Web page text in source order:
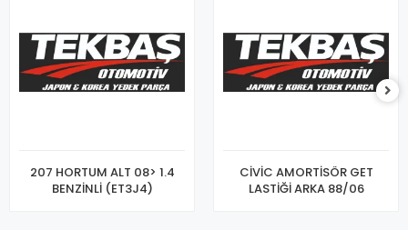
207 HORTUM ALT 08> 1.4
BENZİNLİ (ET3J4)
CİVİC AMORTİSÖR GET
LASTİĞİ ARKA 88/06